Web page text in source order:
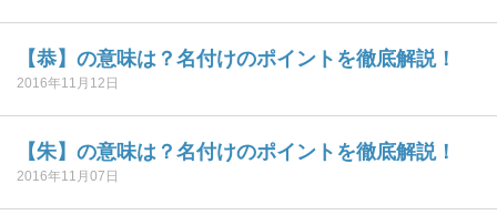
【恭】の意味は？名付けのポイントを徹底解説！
2016年11月12日
【朱】の意味は？名付けのポイントを徹底解説！
2016年11月07日